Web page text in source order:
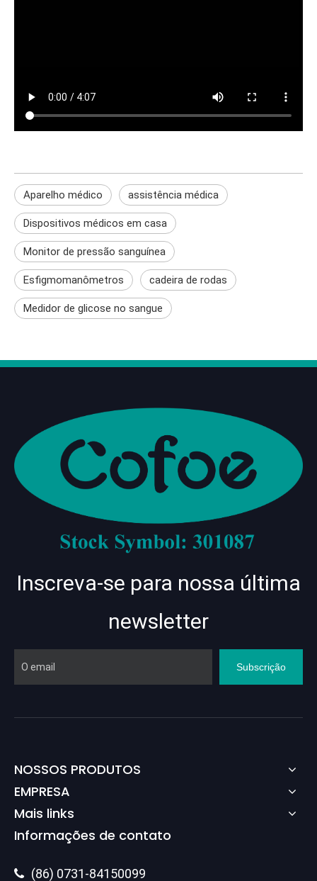
Aparelho médico assistência médica
Dispositivos médicos em casa
Monitor de pressão sanguínea
Esfigmomanômetros cadeira de rodas
Medidor de glicose no sangue
Inscreva-se para nossa última
newsletter
Subscrição
NOSSOS PRODUTOS
EMPRESA
Mais links
Informações de contato
 (86) 0731-84150099